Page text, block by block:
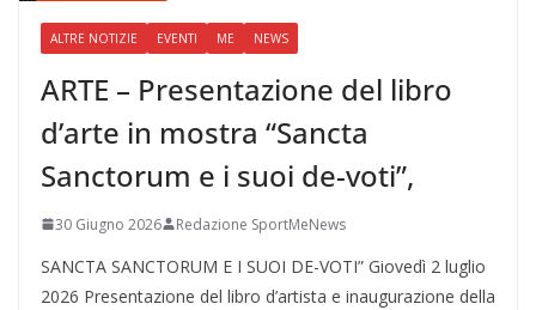
ALTRE NOTIZIE EVENTI ME NEWS
ARTE – Presentazione del libro
d’arte in mostra “Sancta
Sanctorum e i suoi de-voti”,
30 Giugno 2026 Redazione SportMeNews
SANCTA SANCTORUM E I SUOI DE-VOTI” Giovedì 2 luglio
2026 Presentazione del libro d’artista e inaugurazione della